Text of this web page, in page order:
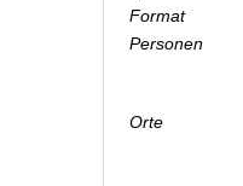
Format
Personen
Orte